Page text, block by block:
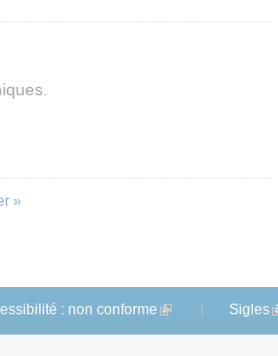
»
: non conforme (link is external)
Sigles